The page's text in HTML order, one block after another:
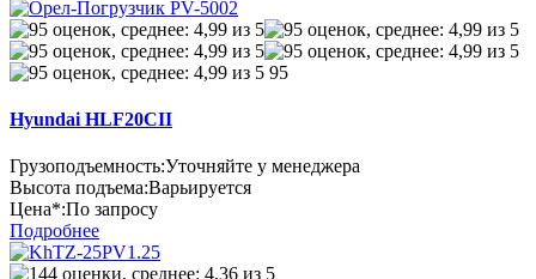
95
Hyundai HLF20CII
Грузоподъемность:Уточняйте у менеджера
Высота подъема:Варьируется
Цена*:По запросу
Подробнее